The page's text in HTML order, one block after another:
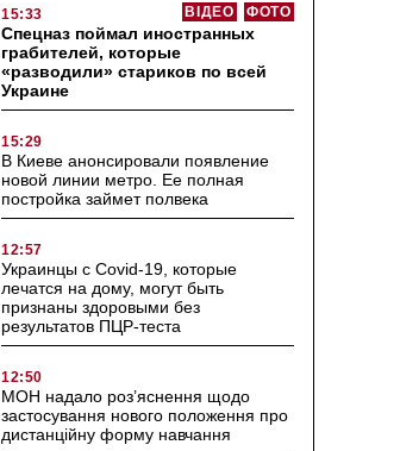
15:33 ФОТО
ВІДЕО
Спецназ поймал иностранных
грабителей, которые
«разводили» стариков по всей
Украине
15:29
В Киеве анонсировали появление
новой линии метро. Ее полная
постройка займет полвека
12:57
Украинцы с Covid-19, которые
лечатся на дому, могут быть
признаны здоровыми без
результатов ПЦР-теста
12:50
МОН надало роз’яснення щодо
застосування нового положення про
дистанційну форму навчання